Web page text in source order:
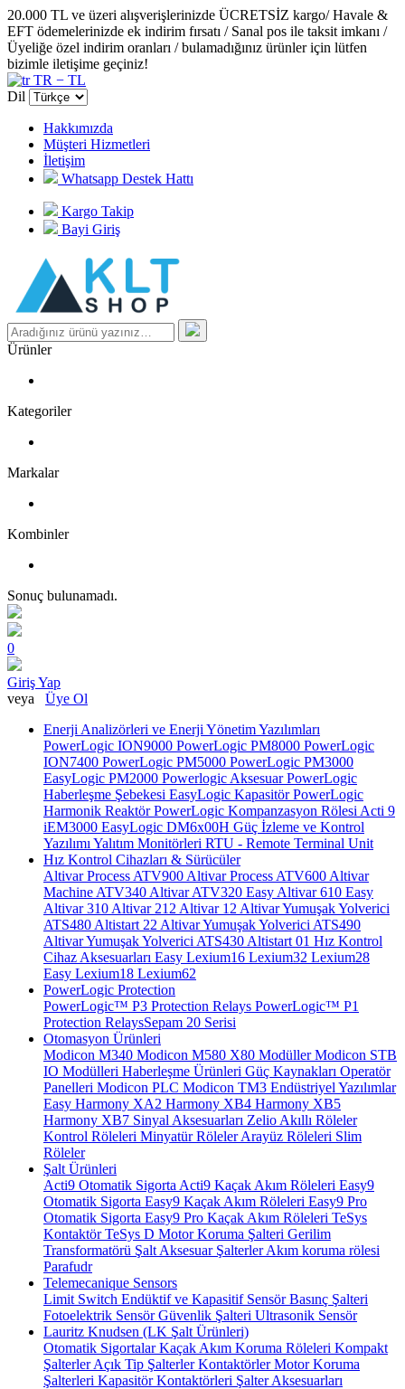
20.000 TL ve üzeri alışverişlerinizde ÜCRETSİZ kargo/ Havale &
EFT ödemelerinizde ek indirim fırsatı / Sanal pos ile taksit imkanı /
Üyeliğe özel indirim oranları / bulamadığınız ürünler için lütfen
bizimle iletişime geçiniz!
TR − TL
Dil
Hakkımızda
Müşteri Hizmetleri
İletişim
Whatsapp Destek Hattı
Kargo Takip
Bayi Giriş
Ürünler
Kategoriler
Markalar
Kombinler
Sonuç bulunamadı.
0
Giriş Yap
veya Üye Ol
Enerji Analizörleri ve Enerji Yönetim Yazılımları
PowerLogic ION9000 PowerLogic PM8000 PowerLogic
ION7400 PowerLogic PM5000 PowerLogic PM3000
EasyLogic PM2000 Powerlogic AksesuarPowerLogic
Haberleşme Şebekesi EasyLogic KapasitörPowerLogic
Harmonik ReaktörPowerLogic Kompanzasyon Rölesi Acti 9
iEM3000 EasyLogic DM6x00H Güç İzleme ve Kontrol
Yazılımı Yalıtım Monitörleri RTU - Remote Terminal Unit
Hız Kontrol Cihazları & Sürücüler
Altivar Process ATV900 Altivar Process ATV600 Altivar
Machine ATV340 Altivar ATV320 Easy Altivar 610 Easy
Altivar 310 Altivar 212 Altivar 12 Altivar Yumuşak Yolverici
ATS480 Altistart 22 Altivar Yumuşak Yolverici ATS490
Altivar Yumuşak Yolverici ATS430 Altistart 01 Hız Kontrol
Cihaz Aksesuarları Easy Lexium16 Lexium32 Lexium28
Easy Lexium18 Lexium62
PowerLogic Protection
PowerLogic™ P3 Protection Relays PowerLogic™ P1
Protection Relays​Sepam 20 Serisi
Otomasyon Ürünleri
Modicon M340 Modicon M580 X80 ModüllerModicon STB
IO Modülleri Haberleşme Ürünleri Güç Kaynakları Operatör
Panelleri Modicon PLC Modicon TM3 Endüstriyel Yazılımlar
Easy Harmony XA2 Harmony XB4 Harmony XB5
Harmony XB7 Sinyal Aksesuarları Zelio Akıllı Röleler
Kontrol Röleleri Minyatür RölelerArayüz Röleleri Slim
Röleler
Şalt Ürünleri
Acti9 Otomatik Sigorta Acti9 Kaçak Akım Röleleri Easy9
Otomatik Sigorta Easy9 Kaçak Akım Röleleri Easy9 Pro
Otomatik Sigorta Easy9 Pro Kaçak Akım Röleleri TeSys
KontaktörTeSys D Motor Koruma Şalteri Gerilim
Transformatörü Şalt Aksesuar ŞalterlerAkım koruma rölesi
Parafudr
Telemecanique Sensors
Limit Switch Endüktif ve Kapasitif SensörBasınç Şalteri
Fotoelektrik SensörGüvenlik Şalteri Ultrasonik Sensör
Lauritz Knudsen (LK Şalt Ürünleri)
Otomatik SigortalarKaçak Akım Koruma Röleleri Kompakt
ŞalterlerAçık Tip ŞalterlerKontaktörlerMotor Koruma
Şalterleri Kapasitör Kontaktörleri Şalter Aksesuarları